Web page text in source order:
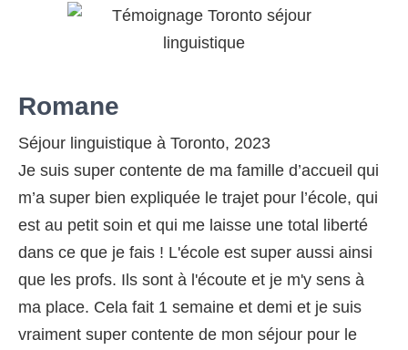
Romane
Séjour linguistique à Toronto, 2023
Je suis super contente de ma famille d’accueil qui
m’a super bien expliquée le trajet pour l’école, qui
est au petit soin et qui me laisse une total liberté
dans ce que je fais ! L'école est super aussi ainsi
que les profs. Ils sont à l'écoute et je m'y sens à
ma place. Cela fait 1 semaine et demi et je suis
vraiment super contente de mon séjour pour le